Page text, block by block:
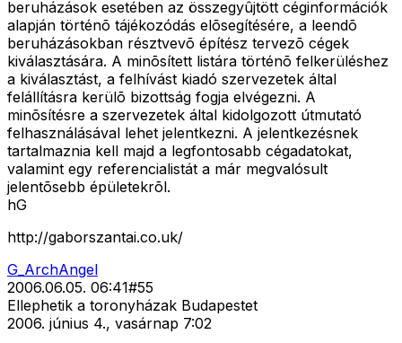
beruházások esetében az összegyûjtött céginformációk
alapján történõ tájékozódás elõsegítésére, a leendõ
beruházásokban résztvevõ építész tervezõ cégek
kiválasztására. A minõsített listára történõ felkerüléshez
a kiválasztást, a felhívást kiadó szervezetek által
felállításra kerülõ bizottság fogja elvégezni. A
minõsítésre a szervezetek által kidolgozott útmutató
felhasználásával lehet jelentkezni. A jelentkezésnek
tartalmaznia kell majd a legfontosabb cégadatokat,
valamint egy referencialistát a már megvalósult
jelentõsebb épületekrõl.
hG
http://gaborszantai.co.uk/
G_ArchAngel
2006.06.05. 06:41#55
Ellephetik a toronyházak Budapestet
2006. június 4., vasárnap 7:02